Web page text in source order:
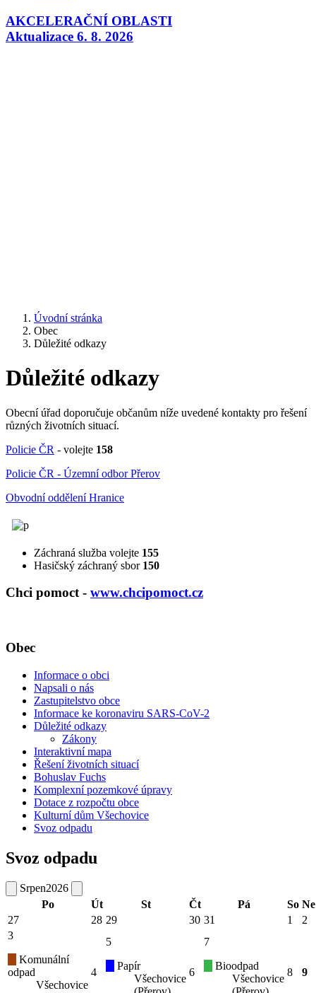
AKCELERAČNÍ OBLASTI
Aktualizace 6. 8. 2026
Úvodní stránka
Obec
Důležité odkazy
Důležité odkazy
Obecní úřad doporučuje občanům níže uvedené kontakty pro řešení
různých životních situací.
Policie ČR - volejte 158
Policie ČR - Územní odbor Přerov
Obvodní oddělení Hranice
Záchraná služba volejte 155
Hasičský záchraný sbor 150
Chci pomoct - www.chcipomoct.cz
Obec
Informace o obci
Napsali o nás
Zastupitelstvo obce
Informace ke koronaviru SARS-CoV-2
Důležité odkazy
Zákony
Interaktivní mapa
Řešení životních situací
Bohuslav Fuchs
Komplexní pozemkové úpravy
Dotace z rozpočtu obce
Kulturní dům Všechovice
Svoz odpadu
Svoz odpadu
Srpen2026
Po
Út St Čt Pá So Ne
27
28 29 30 31 1
2
3
Komunální
odpad
Všechovice
4
5
Papír
Všechovice
6
7
Bioodpad
Všechovice
8 9